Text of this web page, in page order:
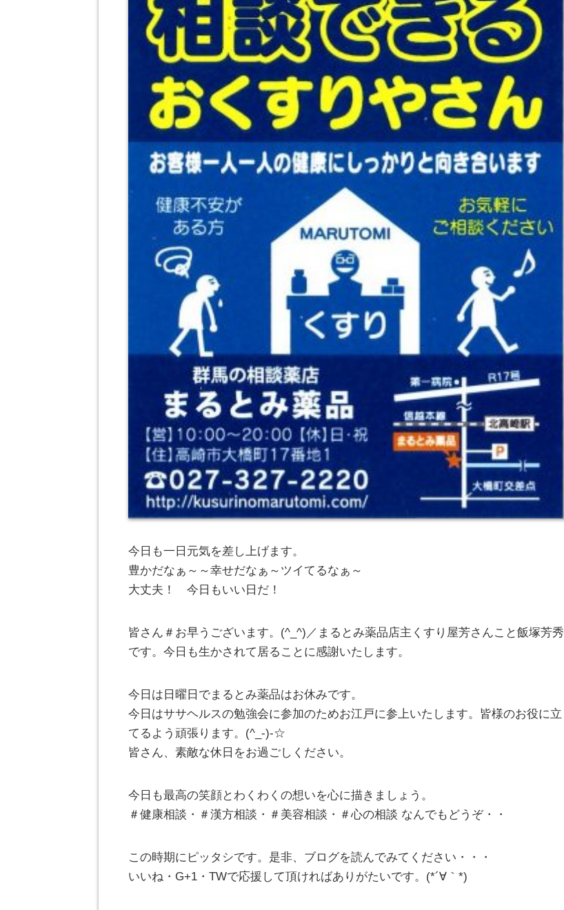
今日も一日元気を差し上げます。
豊かだなぁ～～幸せだなぁ～ツイてるなぁ～
大丈夫！ 今日もいい日だ！
皆さん＃お早うございます。(^_^)／まるとみ薬品店主くすり屋芳さんこと飯塚芳秀
です。今日も生かされて居ることに感謝いたします。
今日は日曜日でまるとみ薬品はお休みです。
今日はササヘルスの勉強会に参加のためお江戸に参上いたします。皆様のお役に立
てるよう頑張ります。(^_-)-☆
皆さん、素敵な休日をお過ごしください。
今日も最高の笑顔とわくわくの想いを心に描きましょう。
＃健康相談・＃漢方相談・＃美容相談・＃心の相談 なんでもどうぞ・・
この時期にピッタシです。是非、ブログを読んでみてください・・・
いいね・G+1・TWで応援して頂ければありがたいです。(*´∀｀*)